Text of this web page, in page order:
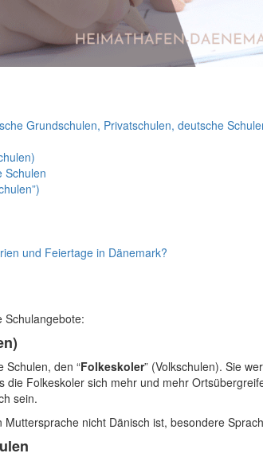
Grundschulen, Privatschulen, deutsche
Schulen
und Feiertage in Dänemark?
Schulangebote:
Schulen, den “Folkeskoler” (Volkschulen). Sie
Folkeskoler sich mehr und mehr
sein.
nicht Dänisch ist, besondere